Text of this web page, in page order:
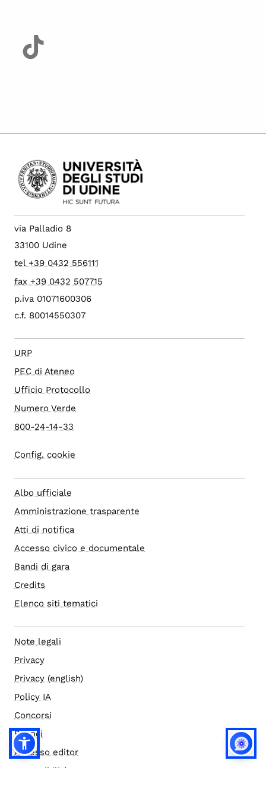
via Palladio 8
33100 Udine
tel +39 0432 556111
fax +39 0432 507715
p.iva 01071600306
c.f. 80014550307
URP
PEC di Ateneo
Ufficio Protocollo
Numero Verde
800-24-14-33
Config. cookie
Albo ufficiale
Amministrazione trasparente
Atti di notifica
Accesso civico e documentale
Bandi di gara
Credits
Elenco siti tematici
Note legali
Privacy
Privacy (english)
Policy IA
Concorsi
Bilanci
Accesso editor
Accessibilità